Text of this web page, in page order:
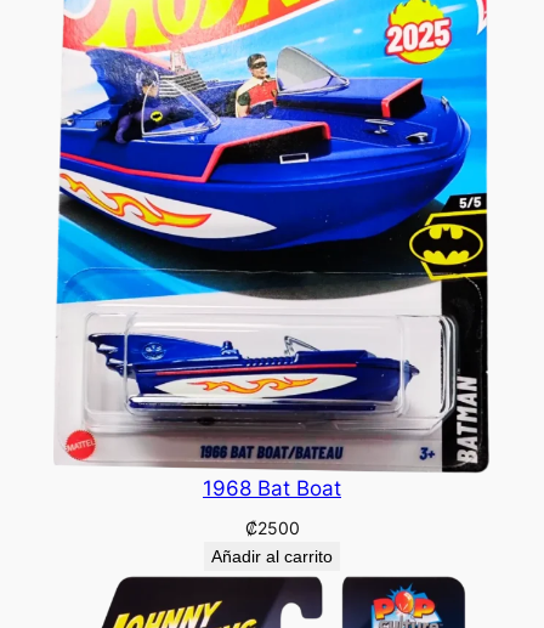
1968 Bat Boat
₡2500
Añadir al carrito